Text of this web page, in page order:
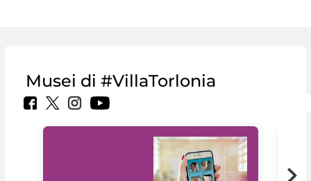
Musei di #VillaTorlonia